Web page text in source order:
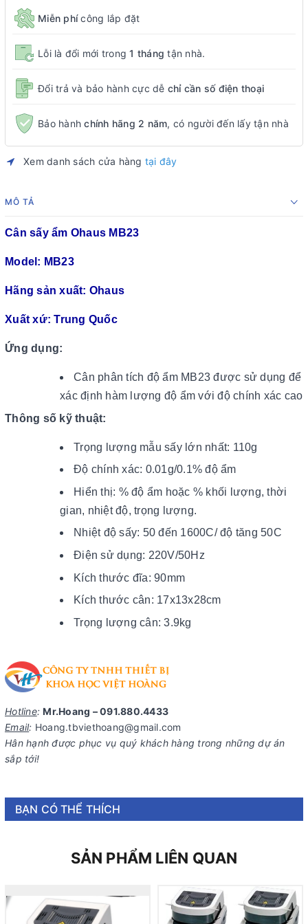
Miễn phícông lắp đặt
Lỗi là đổi mới trong1 tháng tận nhà.
Đổi trả và bảo hành cực dễ chỉ cần số điện thoại
Bảo hànhchính hãng 2 năm, có người đến lấy tận nhà
Xem danh sách cửa hàng tại đây
MÔ TẢ
Cân sấy ẩm Ohaus MB23
Model: MB23
Hãng sản xuất: Ohaus
Xuất xứ: Trung Quốc
Ứng dụng:
Cân phân tích độ ẩm MB23 được sử dụng để
xác định hàm lượng độ ẩm với độ chính xác cao
Thông số kỹ thuật:
Trọng lượng mẫu sấy lớn nhất: 110g
Độ chính xác: 0.01g/0.1% độ ẩm
Hiển thị: % độ ẩm hoặc % khối lượng, thời
gian, nhiệt độ, trọng lượng.
Nhiệt độ sấy: 50 đến 1600C/ độ tăng 50C
Điện sử dụng: 220V/50Hz
Kích thước đĩa: 90mm
Kích thước cân: 17x13x28cm
Trọng lượng cân: 3.9kg
Hotline: Mr.Hoang – 091.880.4433
Email: Hoang.tbviethoang@gmail.com
Hân hạnh được phục vụ quý khách hàng trong những dự án
sắp tới!
BẠN CÓ THỂ THÍCH
SẢN PHẨM LIÊN QUAN